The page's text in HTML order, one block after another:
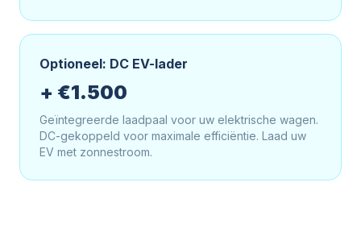
Optioneel: DC EV-lader
+ €1.500
Geïntegreerde laadpaal voor uw elektrische wagen.
DC-gekoppeld voor maximale efficiëntie. Laad uw
EV met zonnestroom.